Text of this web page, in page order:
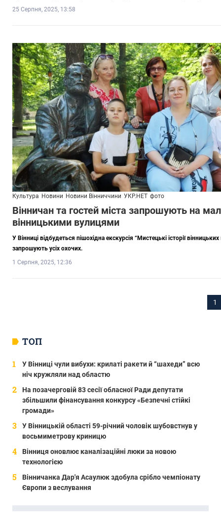
25 Серпня, 2025, 13:58
Культура Новини Новини Вінниччини УКР.НЕТ фото
Вінничан та гостей міста запрошують на
вінницькими вулицями
У Вінниці відбудеться пішохідна екскурсія “Мистецькі історії
запрошують усіх охочих.
1 Серпня, 2025, 12:36
1
ТОП
У Вінниці чули вибухи: крилаті ракети й “шахеди” всю
ніч кружляли над областю
На позачерговій 83 сесії обласної Ради депутати
збільшили фінансування конкурсу «Безпечні стійкі
громади»
У Вінницькій області 59-річний чоловік шубовстнув у
восьмиметрову криницю
Вінниця оновлює каналізаційні люки за новою
технологією
Вінничанка Дар'я Асаулюк здобула срібло чемпіонату
Європи з веслування